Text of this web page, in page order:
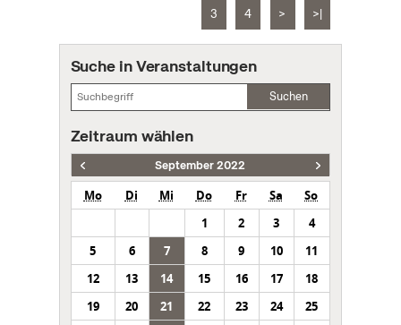
3 4 > >|
Suche in Veranstaltungen
Suchen
Zeitraum wählen
September 2022
Mo Di Mi Do Fr Sa
So
1
2 3
4
5
6 7 8 9 10
11
12
13 14 15 16 17
18
19
20 21 22 23 24
25